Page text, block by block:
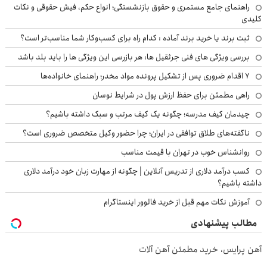
راهنمای جامع مستمری و حقوق بازنشستگی؛ انواع حکم، فیش حقوقی و نکات
کلیدی
ثبت برند یا خرید برند آماده : کدام راه برای کسب‌وکار شما مناسب‌تر است؟
بررسی ویژگی های فنی جرثقیل ها: هر بازرسی این ویژگی ها را باید بلد باشد
۷ اقدام ضروری پس از تشکیل پرونده مواد مخدر؛ راهنمای خانواده‌ها
راهی مطمئن برای حفظ ارزش پول در شرایط نوسان
چیدمان کیف مدرسه؛ چگونه یک کیف مرتب و سبک داشته باشیم؟
ناگفته‌های طلاق توافقی در ایران؛ چرا حضور وکیل متخصص ضروری است؟
روانشناس خوب در تهران با قیمت مناسب
کسب درآمد دلاری از تدریس آنلاین | چگونه از مهارت زبان خود درآمد دلاری
داشته باشیم؟
آموزش نکات مهم قبل از خرید فالوور اینستاگرام
مطالب پیشنهادی
آهن پرایس، خرید مطمئن آهن آلات